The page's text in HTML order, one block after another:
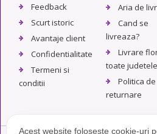
Feedback
Scurt istoric
Avantaje client
Confidentialitate
Termeni si
conditii
Aria de
Cand se
livreaza?
Livrare
toate judetele
Politica de
returnare
Acest website folosește cookie-uri